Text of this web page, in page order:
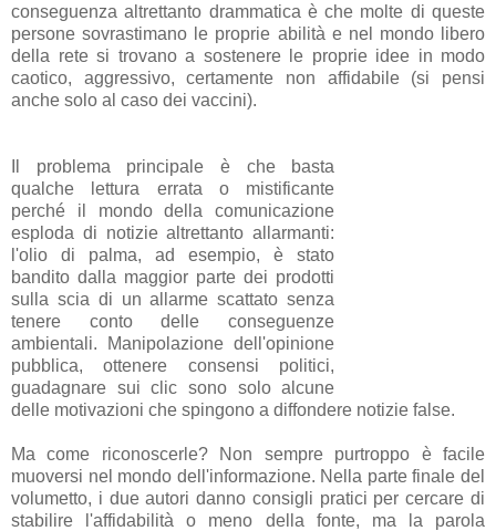
conseguenza altrettanto drammatica è che molte di queste
persone sovrastimano le proprie abilità e nel mondo libero
della rete si trovano a sostenere le proprie idee in modo
caotico, aggressivo, certamente non affidabile (si pensi
anche solo al caso dei vaccini).
Il problema principale è che basta
qualche lettura errata o mistificante
perché il mondo della comunicazione
esploda di notizie altrettanto allarmanti:
l'olio di palma, ad esempio, è stato
bandito dalla maggior parte dei prodotti
sulla scia di un allarme scattato senza
tenere conto delle conseguenze
ambientali. Manipolazione dell'opinione
pubblica, ottenere consensi politici,
guadagnare sui clic sono solo alcune
delle motivazioni che spingono a diffondere notizie false.
Ma come riconoscerle? Non sempre purtroppo è facile
muoversi nel mondo dell'informazione. Nella parte finale del
volumetto, i due autori danno consigli pratici per cercare di
stabilire l'affidabilità o meno della fonte, ma la parola